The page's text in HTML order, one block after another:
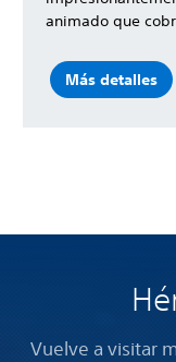
animado que
Más detalles
Vuelve a visitar